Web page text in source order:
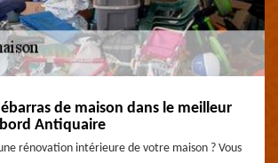
de maison dans le meilleur
Antiquaire
rénovation intérieure de votre maison ? Vous